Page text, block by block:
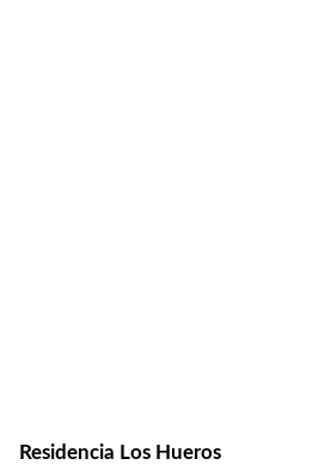
Residencia Los Hueros